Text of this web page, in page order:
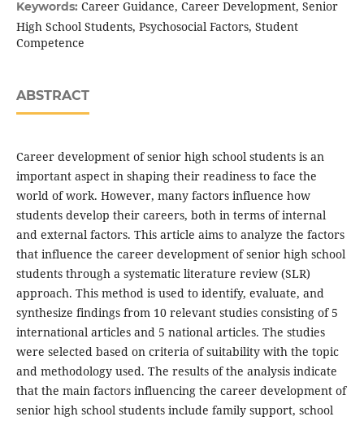
Keywords: Career Guidance, Career Development, Senior
High School Students, Psychosocial Factors, Student
Competence
ABSTRACT
Career development of senior high school students is an
important aspect in shaping their readiness to face the
world of work. However, many factors influence how
students develop their careers, both in terms of internal
and external factors. This article aims to analyze the factors
that influence the career development of senior high school
students through a systematic literature review (SLR)
approach. This method is used to identify, evaluate, and
synthesize findings from 10 relevant studies consisting of 5
international articles and 5 national articles. The studies
were selected based on criteria of suitability with the topic
and methodology used. The results of the analysis indicate
that the main factors influencing the career development of
senior high school students include family support, school